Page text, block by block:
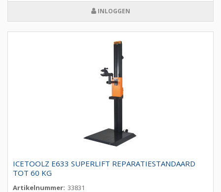
INLOGGEN
ICETOOLZ E633 SUPERLIFT REPARATIESTANDAARD
TOT 60 KG
Artikelnummer: 33831